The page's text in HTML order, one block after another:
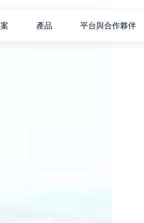
產品 平台與合作夥伴